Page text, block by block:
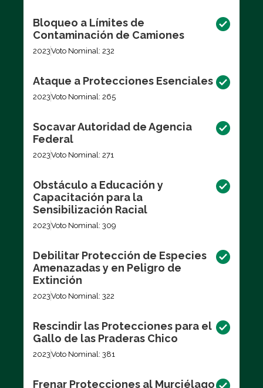
Bloqueo a Límites de
Contaminación de Camiones
2023Voto Nominal: 232
Ataque a Protecciones Esenciales
2023Voto Nominal: 265
Socavar Autoridad de Agencia
Federal
2023Voto Nominal: 271
Obstáculo a Educación y
Capacitación para la
Sensibilización Racial
2023Voto Nominal: 309
Debilitar Protección de Especies
Amenazadas y en Peligro de
Extinción
2023Voto Nominal: 322
Rescindir las Protecciones para el
Gallo de las Praderas Chico
2023Voto Nominal: 381
Frenar Protecciones al Murciélago